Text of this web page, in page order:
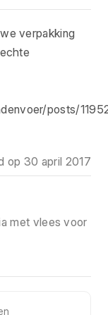
verpakking
posts/
op 30 april 2017
met vlees voor